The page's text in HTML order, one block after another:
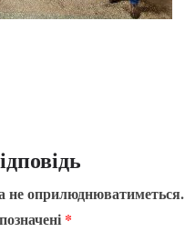
не оприлюднюватиметься.
*